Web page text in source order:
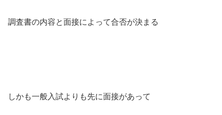
調査書の内容と面接によって合否が決まる
しかも一般入試よりも先に面接があって